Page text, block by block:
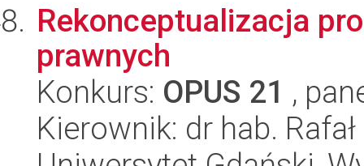
Rekonceptualizacja
prawnych
Konkurs: OPUS 21 ,
Kierownik: dr hab.